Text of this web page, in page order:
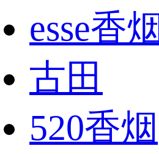
esse香烟
古田
520香烟